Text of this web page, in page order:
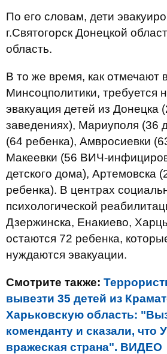
По его словам, дети
г.Святогорск Донецкой
область.
В то же время, как отмечают
Минсоцполитики, требуется
эвакуация детей из Донецка
заведениях), Мариуполя (36
(64 ребенка), Амвросиевки
Макеевки (56 ВИЧ-
детского дома), Артемовска
ребенка). В центрах
психологической
Дзержинска, Енакиево,
остаются 72 ребенка,
нуждаются эвакуации.
Смотрите также:
вывезти 35 детей из
Харьковскую область:
коменданту и сказали, что
вражеская страна". ВИДЕО